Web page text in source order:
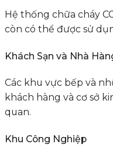
Hệ thống chữa cháy
còn có thể được sử
Khách Sạn và Nhà
Các khu vực bếp và
khách hàng và cơ sở
quan.
Khu Công Nghiệp